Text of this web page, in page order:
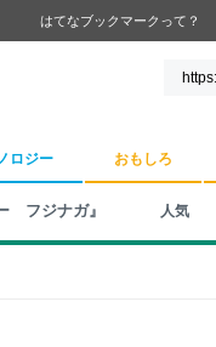
はてなブックマークって？
ロジー おもしろ
フジナガ』 人気